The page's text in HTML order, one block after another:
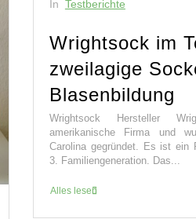
In Testberichte
Wrightsock im
zweilagige
Blasenbildung
Wrightsock Hersteller
amerikanische Firma und
Carolina gegründet. Es ist ein
3. Familiengeneration. Das...
Alles lesen